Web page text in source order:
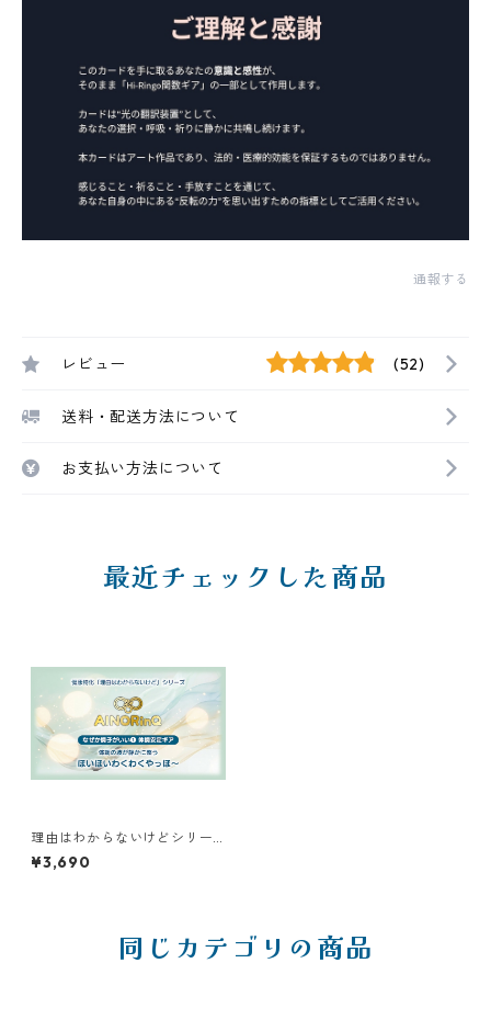
通報する
レビュー (52)
送料・配送方法について
お支払い方法について
最近チェックした商品
理由はわからないけどシリー
ズ【A】｜なぜか調子がいい❶
体調安定ギア ほいほいわくわ
¥3,690
同じカテゴリの商品